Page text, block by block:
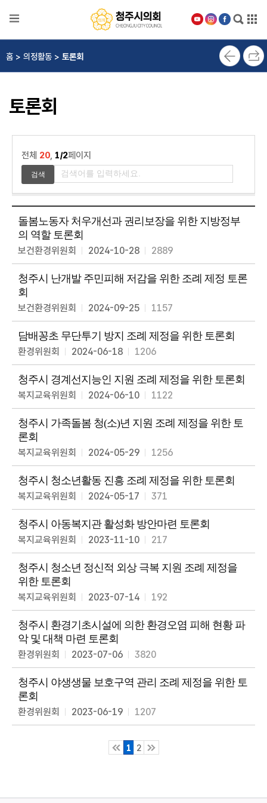
본문으로 바로가기
메인메뉴 바로가기
의
의
소
개
정
동
위
원
활
동
회
의
록
의
회
소
식
열
린
마
당
누
리
집
정
보
스
마
트
의
정
홈 > 의정활동 > 토론회
토론회
전체 20, 1/2페이지
돌봄노동자 처우개선과 권리보장을 위한 지방정부
의 역할 토론회
보건환경위원회 2024-10-28 2889
청주시 난개발 주민피해 저감을 위한 조례 제정 토론
회
보건환경위원회 2024-09-25 1157
담배꽁초 무단투기 방지 조례 제정을 위한 토론회
환경위원회 2024-06-18 1206
청주시 경계선지능인 지원 조례 제정을 위한 토론회
복지교육위원회 2024-06-10 1122
청주시 가족돌봄 청(소)년 지원 조례 제정을 위한 토
론회
복지교육위원회 2024-05-29 1256
청주시 청소년활동 진흥 조례 제정을 위한 토론회
복지교육위원회 2024-05-17 371
청주시 아동복지관 활성화 방안마련 토론회
복지교육위원회 2023-11-10 217
청주시 청소년 정신적 외상 극복 지원 조례 제정을
위한 토론회
복지교육위원회 2023-07-14 192
청주시 환경기초시설에 의한 환경오염 피해 현황 파
악 및 대책 마련 토론회
환경위원회 2023-07-06 3820
청주시 야생생물 보호구역 관리 조례 제정을 위한 토
론회
환경위원회 2023-06-19 1207
1 2